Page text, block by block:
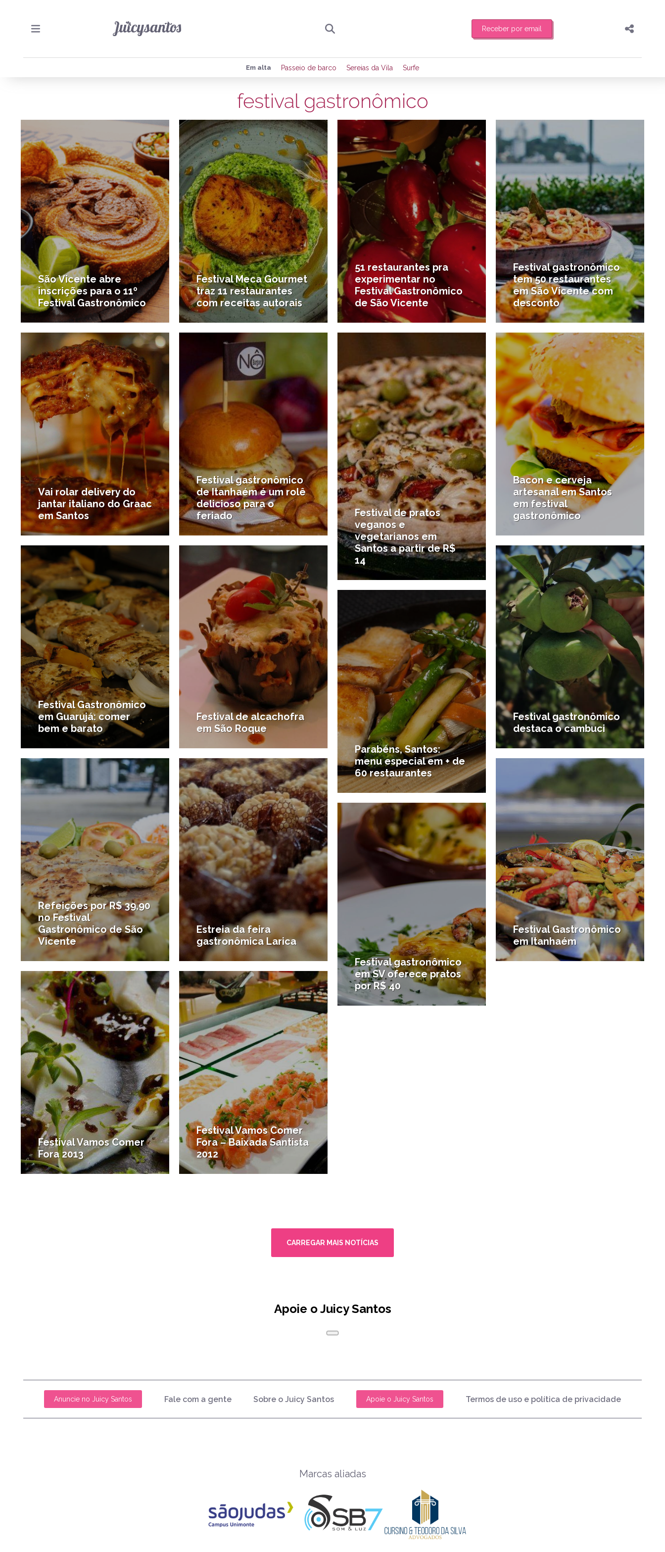
Receber por email
Preencha seus dados para receber toda sexta-feira de manhã o resumo
de eventos e notícias da região.
Quero receber novidades
Compartilhar
Publicar no X
Em alta Passeio de barco Sereias da Vila Surfe
festival gastronômico
São Vicente abre
inscrições para o 11º
Festival Gastronômico
20/08/2025
Festival Meca Gourmet
traz 11 restaurantes
com receitas autorais
51 restaurantes pra
experimentar no
Festival Gastronômico
de São Vicente
Festival gastronômico
tem 50 restaurantes
em São Vicente com
desconto
22/05/2020
Vai rolar delivery do
jantar italiano do Graac
em Santos
19/11/2019
Festival gastronômico
de Itanhaém é um rolê
delicioso para o
feriado
1/04/2019
Festival de pratos
veganos e
vegetarianos em
Santos a partir de R$
14
24/11/2018
Bacon e cerveja
artesanal em Santos
em festival
gastronômico
17/10/2018
Festival Gastronômico
em Guarujá: comer
bem e barato
5/10/2018
Festival de alcachofra
em São Roque
30/01/2018
Festival gastronômico
destaca o cambuci
24/01/2018
Parabéns, Santos:
menu especial em + de
60 restaurantes
9/05/2017
Refeições por R$ 39,90
no Festival
Gastronômico de São
Vicente
15/03/2017
Estreia da feira
gastronômica Larica
30/09/2015
Festival Gastronômico
em Itanhaém
1/05/2015
Festival gastronômico
em SV oferece pratos
por R$ 40
14/04/2013
Festival Vamos Comer
Fora 2013
19/08/2012
Festival Vamos Comer
Fora – Baixada Santista
2012
CARREGAR MAIS NOTÍCIAS
Apoie o Juicy Santos
Anuncie no Juicy Santos Fale com a gente Sobre o Juicy Santos Apoie o Juicy Santos Termos de uso e política de privacidade
Marcas aliadas